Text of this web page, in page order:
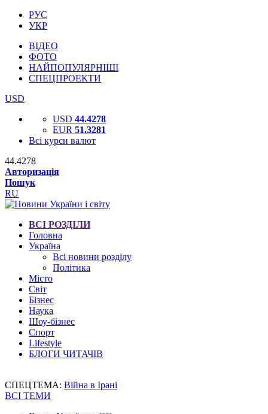
РУС
УКР
ВІДЕО
ФОТО
НАЙПОПУЛЯРНІШІ
СПЕЦПРОЕКТИ
USD
USD 44.4278
EUR 51.3281
Всі курси валют
44.4278
Авторизація
Пошук
RU
ВСІ РОЗДІЛИ
Головна
Україна
Всі новини розділу
Політика
Місто
Світ
Бізнес
Наука
Шоу-бізнес
Спорт
Lifestyle
БЛОГИ ЧИТАЧІВ
СПЕЦТЕМА: Війна в Ірані
ВСІ ТЕМИ